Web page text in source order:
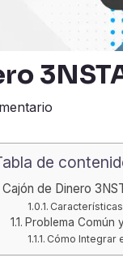
de
Cajón de Dinero
Problema Común
Cómo Integrar